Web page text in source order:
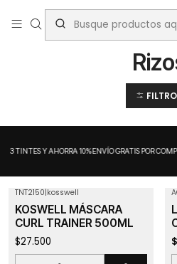
Inicio Tratamientos
3 TINTES Y AHORRA 10%ENVÍO GRATIS POR
TNT2150|kosswell
KOSWELL MÁSCARA
CURL TRAINER 500ML
$27.500